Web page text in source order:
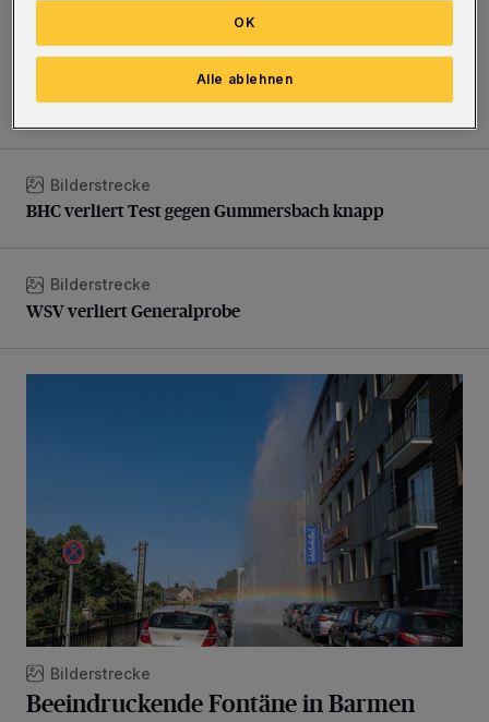
Sommer in der Elberfelder City
BHC verliert Test gegen Gummersbach knapp
Bilderstrecke
BHC verliert Test gegen Gummersbach knapp
WSV verliert Generalprobe
Bilderstrecke
WSV verliert Generalprobe
Bilderstrecke
Beeindruckende Fontäne in Barmen
Alle ablehnen
OK